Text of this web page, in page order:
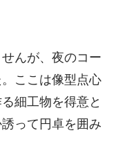
んが、夜のコー
ここは像型点心
細工物を得意と
って円卓を囲み